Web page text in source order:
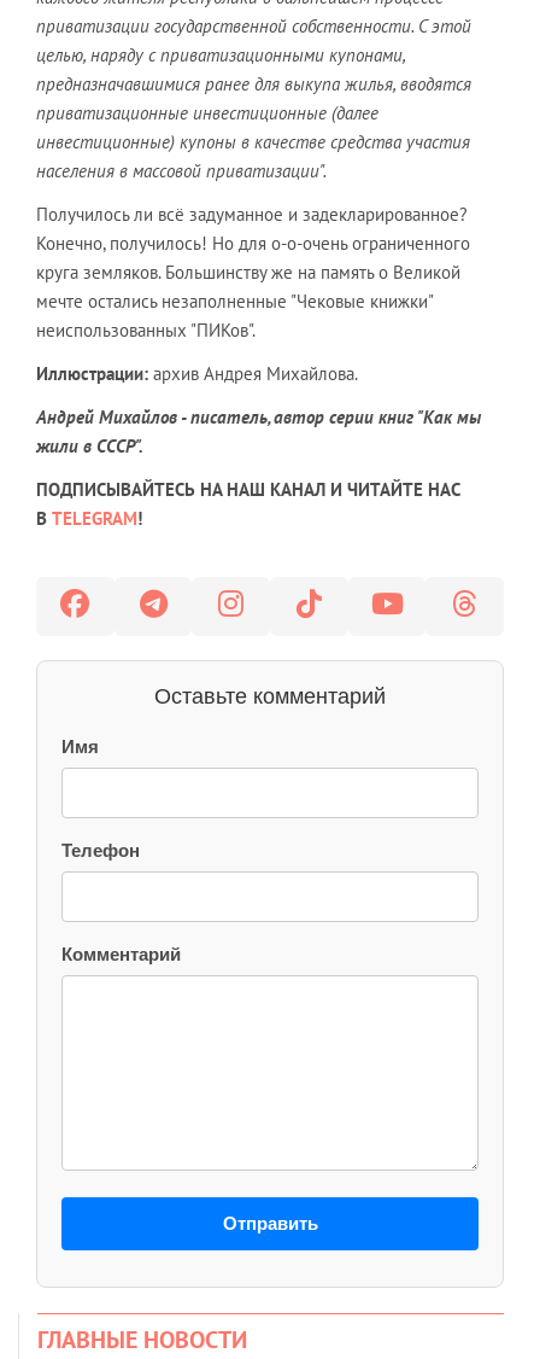
приватизации государственной собственности. С этой
целью, наряду с приватизационными купонами,
предназначавшимися ранее для выкупа жилья, вводятся
приватизационные инвестиционные (далее
инвестиционные) купоны в качестве средства участия
населения в массовой приватизации".
Получилось ли всё задуманное и задекларированное?
Конечно, получилось! Но для о-о-очень ограниченного
круга земляков. Большинству же на память о Великой
мечте остались незаполненные "Чековые книжки"
неиспользованных "ПИКов".
Иллюстрации: архив Андрея Михайлова.
Андрей Михайлов - писатель, автор серии книг "Как мы
жили в СССР".
ПОДПИСЫВАЙТЕСЬ НА НАШ КАНАЛ И ЧИТАЙТЕ НАС
В TELEGRAM!
Оставьте комментарий
Имя
Телефон
Комментарий
Отправить
ГЛАВНЫЕ НОВОСТИ